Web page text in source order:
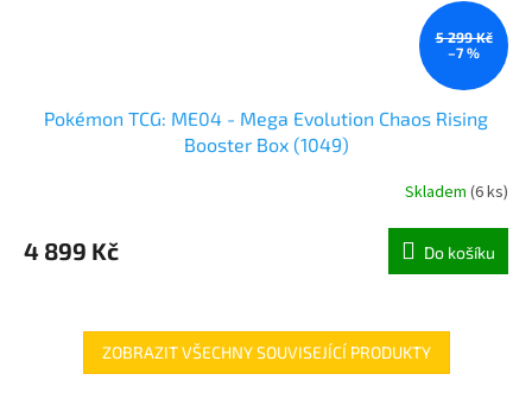
5 299 Kč
–7 %
Pokémon TCG: ME04 - Mega Evolution Chaos Rising
Booster Box (1049)
Skladem (6 ks)
4 899 Kč Do košíku
ZOBRAZIT VŠECHNY SOUVISEJÍCÍ PRODUKTY